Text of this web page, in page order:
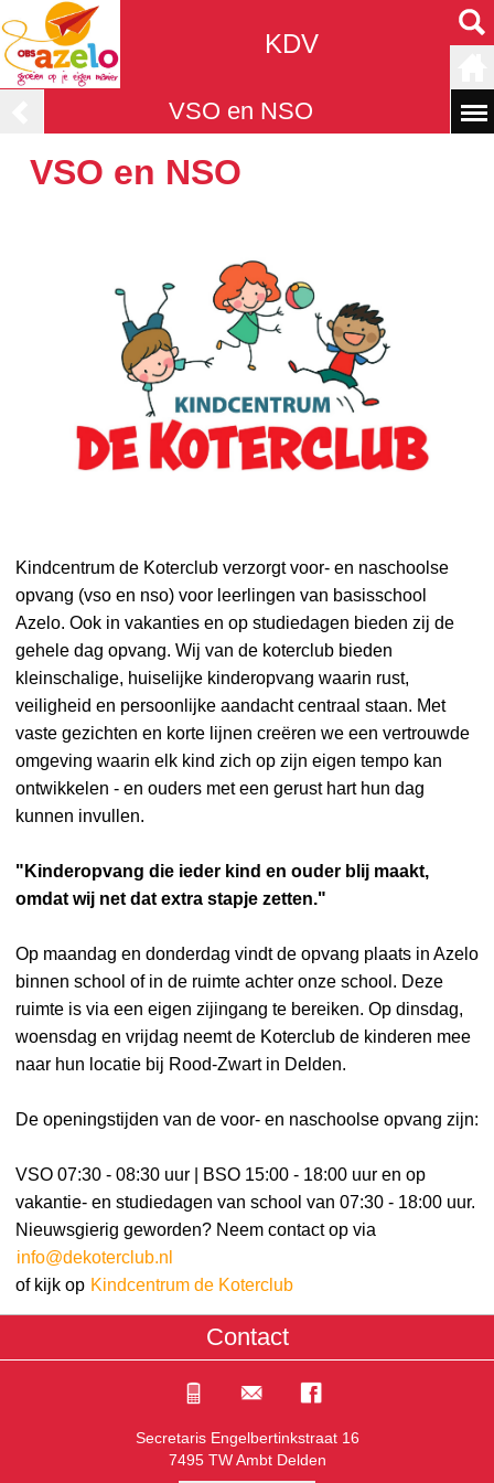
KDV
VSO en NSO
VSO en NSO
Kindcentrum de Koterclub verzorgt voor- en naschoolse
opvang (vso en nso) voor leerlingen van basisschool
Azelo. Ook in vakanties en op studiedagen bieden zij de
gehele dag opvang. Wij van de koterclub bieden
kleinschalige, huiselijke kinderopvang waarin rust,
veiligheid en persoonlijke aandacht centraal staan. Met
vaste gezichten en korte lijnen creëren we een vertrouwde
omgeving waarin elk kind zich op zijn eigen tempo kan
ontwikkelen - en ouders met een gerust hart hun dag
kunnen invullen.
"Kinderopvang die ieder kind en ouder blij maakt,
omdat wij net dat extra stapje zetten."
Op maandag en donderdag vindt de opvang plaats in Azelo
binnen school of in de ruimte achter onze school. Deze
ruimte is via een eigen zijingang te bereiken. Op dinsdag,
woensdag en vrijdag neemt de Koterclub de kinderen mee
naar hun locatie bij Rood-Zwart in Delden.
De openingstijden van de voor- en naschoolse opvang zijn:
VSO 07:30 - 08:30 uur | BSO 15:00 - 18:00 uur en op
vakantie- en studiedagen van school van 07:30 - 18:00 uur.
Nieuwsgierig geworden? Neem contact op via
info@dekoterclub.nl
of kijk op Kindcentrum de Koterclub
Contact
Secretaris Engelbertinkstraat 16
7495 TW Ambt Delden